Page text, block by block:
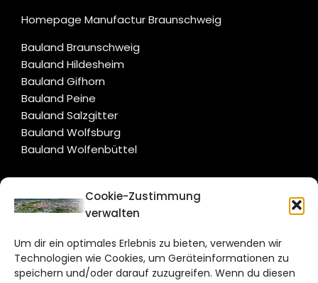
Cookie-Zustimmung
verwalten
Um dir ein optimales Erlebnis zu bieten, verwenden wir
Technologien wie Cookies, um Geräteinformationen zu
speichern und/oder darauf zuzugreifen. Wenn du diesen
Homepage Manufactur Braunschweig
Bauland Braunschweig
Bauland Hildesheim
Bauland Gifhorn
Bauland Peine
Bauland Salzgitter
Bauland Wolfsburg
Bauland Wolfenbüttel
CITYLIFE!
Bruchtorwall 12
38100 Braunschweig